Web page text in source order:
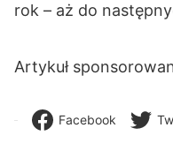
rok – aż do
Artykuł
Facebook